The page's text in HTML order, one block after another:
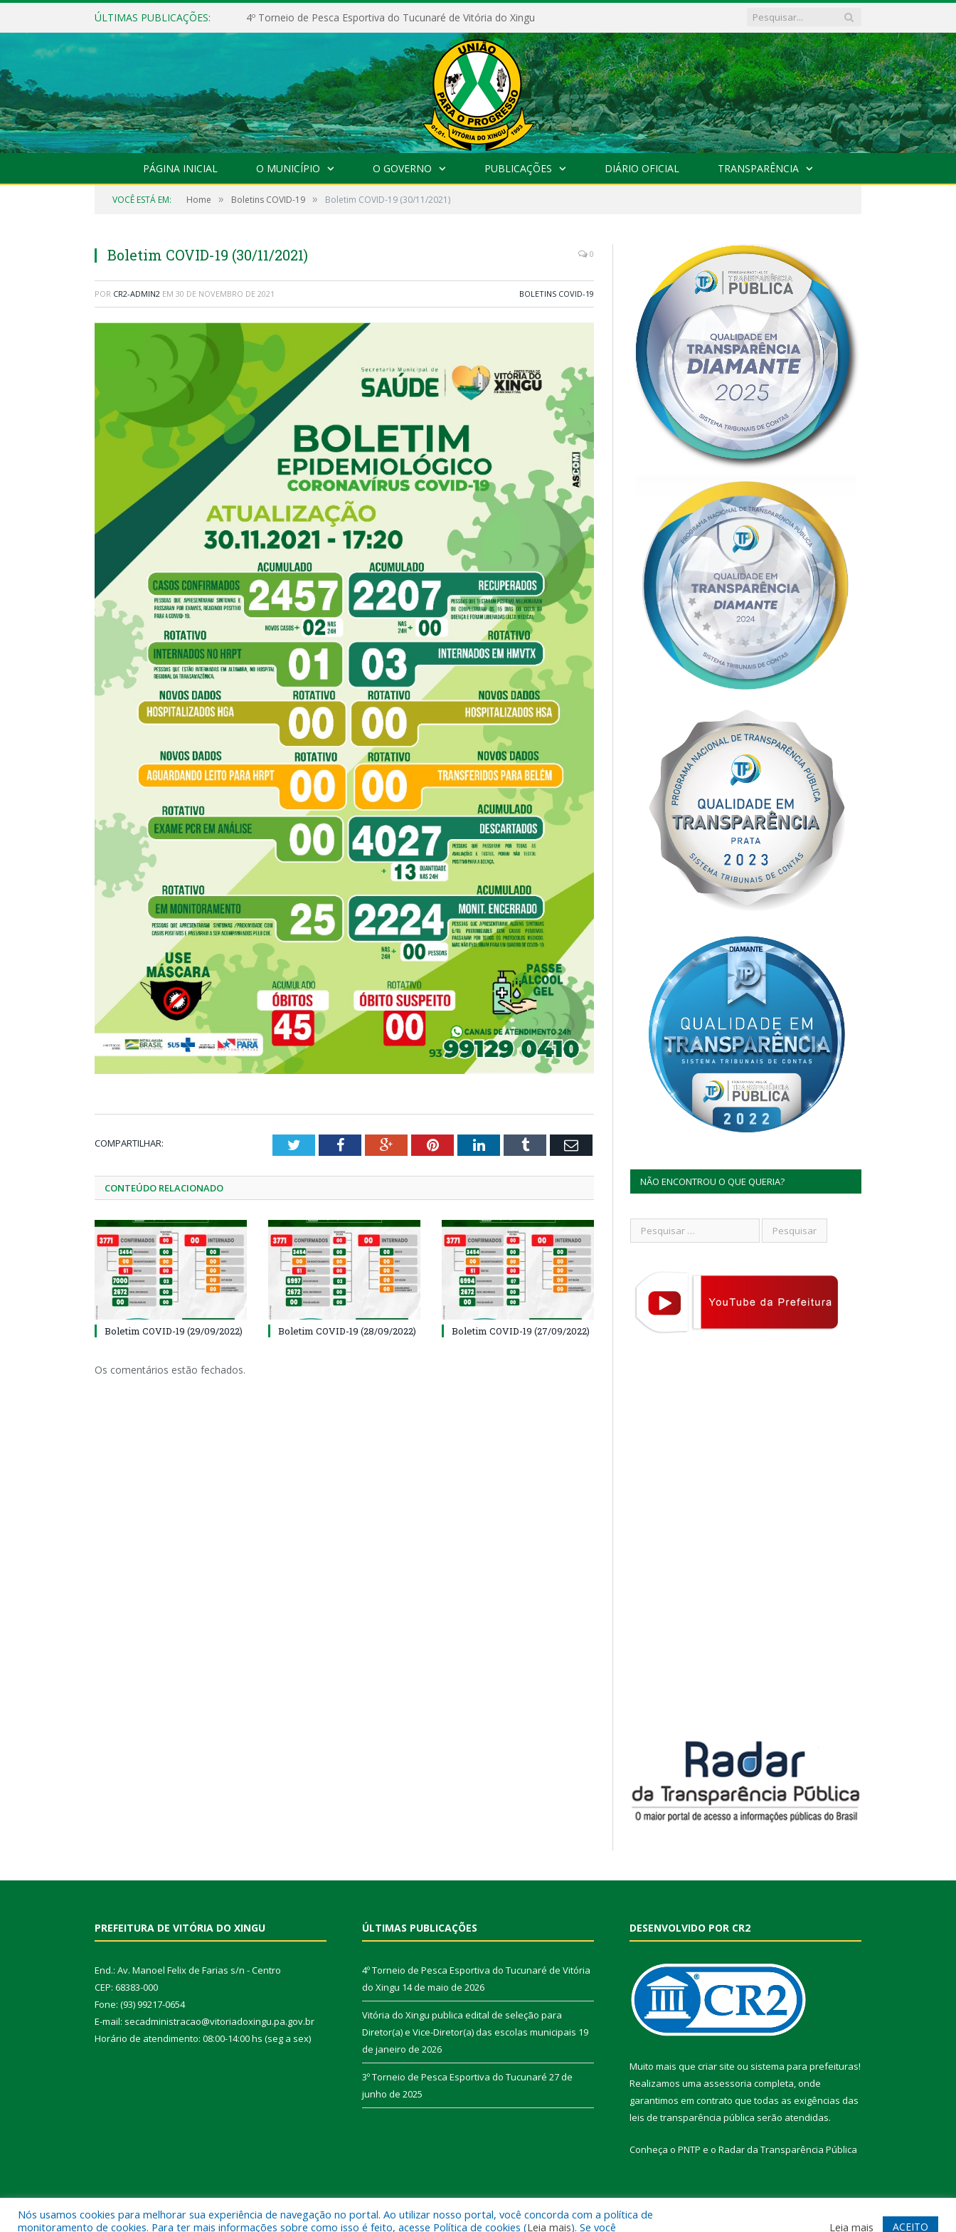
ÚLTIMAS PUBLICAÇÕES: 4º Torneio de Pesca Esportiva do Tucunaré de Vitória do Xingu
PÁGINA INICIAL O MUNICÍPIO O GOVERNO PUBLICAÇÕES DIÁRIO OFICIAL TRANSPARÊNCIA
VOCÊ ESTÁ EM: Home » Boletins COVID-19 » Boletim COVID-19 (30/11/2021)
Boletim COVID-19 (30/11/2021) 0
POR CR2-ADMIN2 EM 30 DE NOVEMBRO DE 2021 BOLETINS COVID-19
COMPARTILHAR: TwitterFacebookGoogle+PinterestLinkedInTumblr Email
CONTEÚDO RELACIONADO
Boletim COVID-19 (29/09/2022) Boletim COVID-19 (28/09/2022) Boletim COVID-19 (27/09/2022)
Os comentários estão fechados.
NÃO ENCONTROU O QUE QUERIA?
PREFEITURA DE VITÓRIA DO XINGU
End.: Av. Manoel Felix de Farias s/n - Centro
CEP: 68383-000
Fone: (93) 99217-0654
E-mail: secadministracao@vitoriadoxingu.pa.gov.br
Horário de atendimento: 08:00-14:00 hs (seg a sex)
ÚLTIMAS PUBLICAÇÕES
4º Torneio de Pesca Esportiva do Tucunaré de Vitória
do Xingu 14 de maio de 2026
Vitória do Xingu publica edital de seleção para
Diretor(a) e Vice-Diretor(a) das escolas municipais 19
de janeiro de 2026
3º Torneio de Pesca Esportiva do Tucunaré 27 de
junho de 2025
DESENVOLVIDO POR CR2
Muito mais que criar site ou sistema para prefeituras!
Realizamos uma assessoria completa, onde
garantimos em contrato que todas as exigências das
leis de transparência pública serão atendidas.
Conheça o PNTP e o Radar da Transparência Pública
Todos os direitos reservados a Prefeitura Municipal de Vitória do Xingu. Mapa do Site Acessar Webmail
Nós usamos cookies para melhorar sua experiência de navegação no portal. Ao utilizar nosso portal, você concorda com a política de
monitoramento de cookies. Para ter mais informações sobre como isso é feito, acesse Política de cookies (Leia mais). Se você Leia mais ACEITO